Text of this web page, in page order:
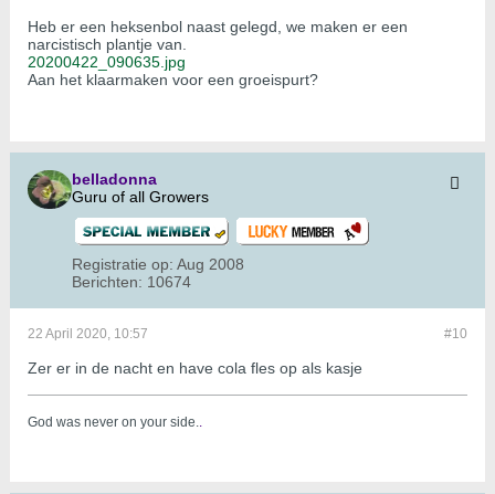
Heb er een heksenbol naast gelegd, we maken er een
narcistisch plantje van.
20200422_090635.jpg
Aan het klaarmaken voor een groeispurt?
belladonna
Guru of all Growers
Registratie op: Aug 2008
Berichten: 10674
#10
22 April 2020, 10:57
Zer er in de nacht en have cola fles op als kasje
God was never on your side..